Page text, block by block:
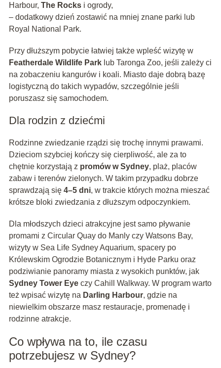
Harbour, The Rocksi ogrody,
– dodatkowy dzień zostawić na mniej znane parki lub
Royal National Park.
Przy dłuższym pobycie łatwiej także wpleść wizytę w
Featherdale Wildlife Parklub Taronga Zoo, jeśli zależy ci
na zobaczeniu kangurów i koali. Miasto daje dobrą bazę
logistyczną do takich wypadów, szczególnie jeśli
poruszasz się samochodem.
Dla rodzin z dziećmi
Rodzinne zwiedzanie rządzi się trochę innymi prawami.
Dzieciom szybciej kończy się cierpliwość, ale za to
chętnie korzystają z promów w Sydney, plaż, placów
zabaw i terenów zielonych. W takim przypadku dobrze
sprawdzają się 4–5 dni, w trakcie których można mieszać
krótsze bloki zwiedzania z dłuższym odpoczynkiem.
Dla młodszych dzieci atrakcyjne jest samo pływanie
promami z Circular Quay do Manly czy Watsons Bay,
wizyty w Sea Life Sydney Aquarium, spacery po
Królewskim Ogrodzie Botanicznym i Hyde Parku oraz
podziwianie panoramy miasta z wysokich punktów, jak
Sydney Tower Eyeczy Cahill Walkway. W program warto
też wpisać wizytę na Darling Harbour, gdzie na
niewielkim obszarze masz restauracje, promenadę i
rodzinne atrakcje.
Co wpływa na to, ile czasu
potrzebujesz w Sydney?